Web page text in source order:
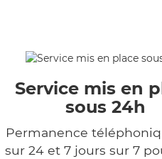
Service mis en
sous 24h
Permanence
sur 24 et 7 jours sur 7